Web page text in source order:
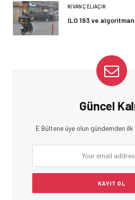
KIVANÇ ELIAÇIK
ILO 193 ve
Güncel
E Bültene üye olun gündemden